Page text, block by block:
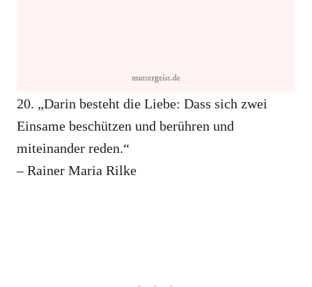
20. „Darin besteht die Liebe: Dass sich zwei
Einsame beschützen und berühren und
miteinander reden.“
– Rainer Maria Rilke